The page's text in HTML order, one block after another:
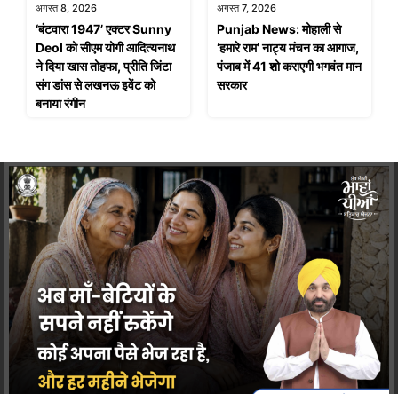
अगस्त 8, 2026
‘बंटवारा 1947’ एक्टर Sunny
Deol को सीएम योगी आदित्यनाथ
ने दिया खास तोहफा, प्रीति जिंटा
संग डांस से लखनऊ इवेंट को
बनाया रंगीन
अगस्त 7, 2026
Punjab News: मोहाली से
‘हमारे राम’ नाट्य मंचन का आगाज,
पंजाब में 41 शो कराएगी भगवंत मान
सरकार